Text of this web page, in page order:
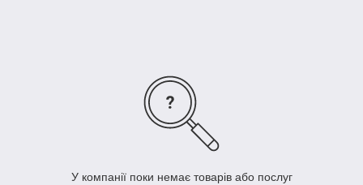
У компанії поки немає товарів або послуг